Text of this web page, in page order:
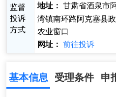
监督
投诉
方式
地址： 甘肃省酒泉市
湾镇南环路阿克塞县
农业窗口
网址： 前往投诉
基本信息 受理条件 申